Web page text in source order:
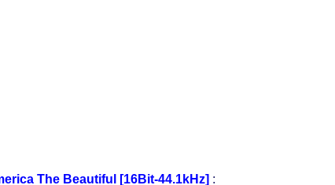
The Beautiful [16Bit-44.1kHz] :